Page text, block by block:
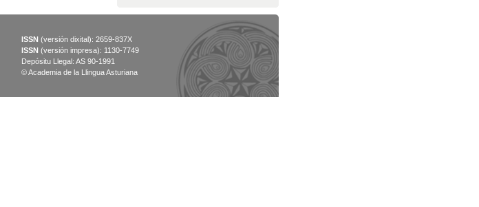
ISSN (versión dixital): 2659-837X
ISSN (versión impresa): 1130-7749
Depósitu Llegal: AS 90-1991
© Academia de la Llingua Asturiana